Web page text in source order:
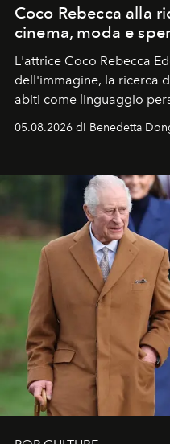
Coco Rebecca alla
cinema, moda e
L'attrice Coco Rebecca
dell'immagine, la ricerca
abiti come linguaggio
05.08.2026 di Benedetta